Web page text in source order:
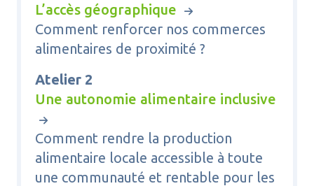
L’accès géographique
Comment renforcer nos commerces
alimentaires de proximité ?
Atelier 2
Une autonomie alimentaire inclusive
Comment rendre la production
alimentaire locale accessible à toute
une communauté et rentable pour les